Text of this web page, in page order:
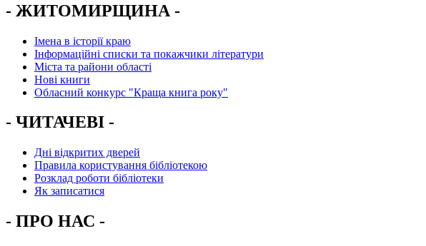
- ЖИТОМИРЩИНА -
Імена в історії краю
Інформаційні списки та покажчики літератури
Міста та райони області
Нові книги
Обласний конкурс "Краща книга року"
- ЧИТАЧЕВІ -
Дні відкритих дверей
Правила користування бібліотекою
Розклад роботи бібліотеки
Як записатися
- ПРО НАС -